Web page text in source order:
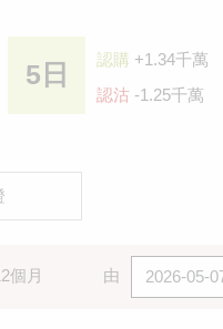
5日 認購 +1.34千萬
認沽 -1.25千萬
個月 由